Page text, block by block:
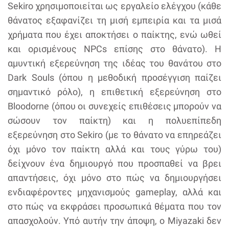
Sekiro χρησιμοποιείται ως εργαλείο ελέγχου (κάθε
θάνατος εξαφανίζει τη μισή εμπειρία και τα μισά
χρήματα που έχει αποκτήσει ο παίκτης, ενώ ωθεί
και ορισμένους NPCs επίσης στο θάνατο). Η
αμυντική εξερεύνηση της ιδέας του θανάτου στο
Dark Souls (όπου η μεθοδική προσέγγιση παίζει
σημαντικό ρόλο), η επιθετική εξερεύνηση στο
Bloodorne (όπου οι συνεχείς επιθέσεις μπορούν να
σώσουν τον παίκτη) και η πολυεπίπεδη
εξερεύνηση στο Sekiro (με το θάνατο να επηρεάζει
όχι μόνο τον παίκτη αλλά και τους γύρω του)
δείχνουν ένα δημιουργό που προσπαθεί να βρει
απαντήσεις, όχι μόνο στο πώς να δημιουργήσει
ενδιαφέροντες μηχανισμούς gameplay, αλλά και
στο πώς να εκφράσει προσωπικά θέματα που τον
απασχολούν. Υπό αυτήν την άποψη, ο Miyazaki δεν